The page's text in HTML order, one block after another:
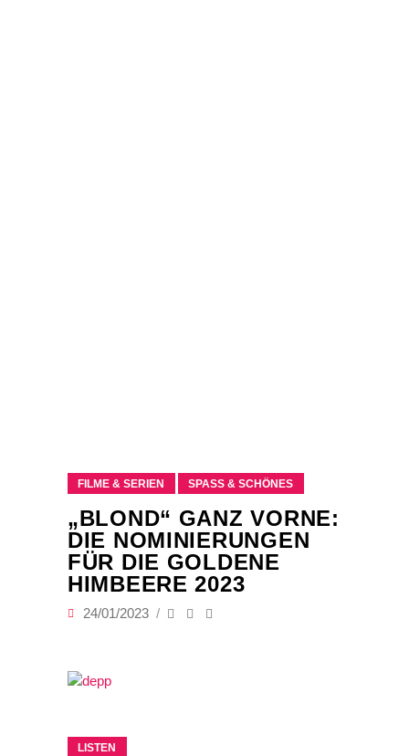
FILME & SERIEN SPASS & SCHÖNES
„BLOND“ GANZ VORNE:
DIE NOMINIERUNGEN
FÜR DIE GOLDENE
HIMBEERE 2023
24/01/2023
LISTEN